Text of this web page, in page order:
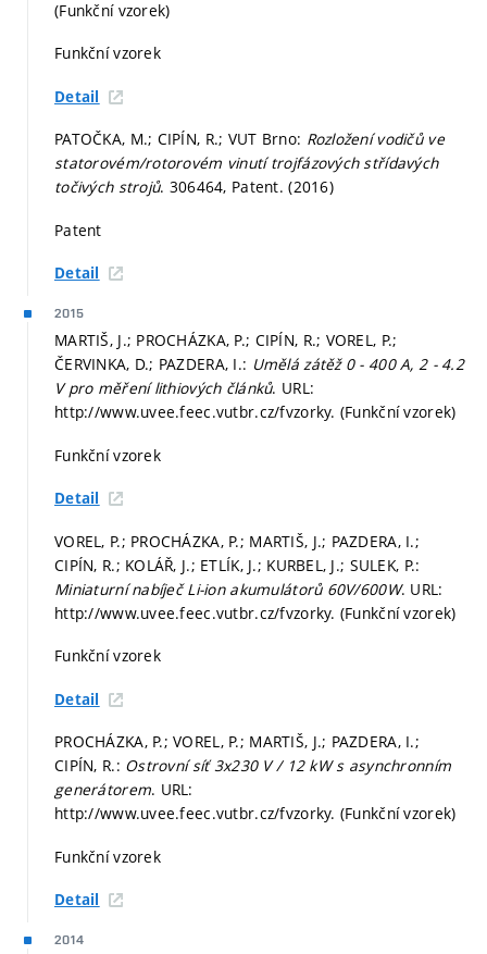
(Funkční vzorek)
Funkční vzorek
Detail
PATOČKA, M.; CIPÍN, R.; VUT Brno: Rozložení vodičů ve
statorovém/rotorovém vinutí trojfázových střídavých
točivých strojů. 306464, Patent. (2016)
Patent
Detail
2015
MARTIŠ, J.; PROCHÁZKA, P.; CIPÍN, R.; VOREL, P.;
ČERVINKA, D.; PAZDERA, I.: Umělá zátěž 0 - 400 A, 2 - 4.2
V pro měření lithiových článků. URL:
http://www.uvee.feec.vutbr.cz/fvzorky. (Funkční vzorek)
Funkční vzorek
Detail
VOREL, P.; PROCHÁZKA, P.; MARTIŠ, J.; PAZDERA, I.;
CIPÍN, R.; KOLÁŘ, J.; ETLÍK, J.; KURBEL, J.; SULEK, P.:
Miniaturní nabíječ Li-ion akumulátorů 60V/600W. URL:
http://www.uvee.feec.vutbr.cz/fvzorky. (Funkční vzorek)
Funkční vzorek
Detail
PROCHÁZKA, P.; VOREL, P.; MARTIŠ, J.; PAZDERA, I.;
CIPÍN, R.: Ostrovní síť 3x230 V / 12 kW s asynchronním
generátorem. URL:
http://www.uvee.feec.vutbr.cz/fvzorky. (Funkční vzorek)
Funkční vzorek
Detail
2014